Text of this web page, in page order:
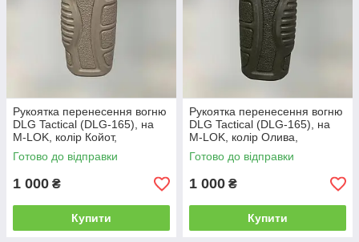
Рукоятка перенесення вогню
DLG Tactical (DLG-165), на
M-LOK, колір Койот,
прогумована, з відсіком для
зберігання
Готово до відправки
1 000 ₴
Купити
Рукоятка перенесення вогню
DLG Tactical (DLG-165), на
M-LOK, колір Олива,
прогумована, з відсіком для
зберігання
Готово до відправки
1 000 ₴
Купити